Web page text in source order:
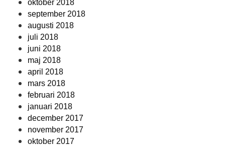
oktober 2018
september 2018
augusti 2018
juli 2018
juni 2018
maj 2018
april 2018
mars 2018
februari 2018
januari 2018
december 2017
november 2017
oktober 2017